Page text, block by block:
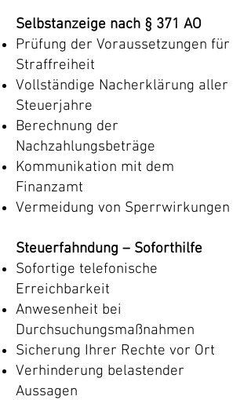
Selbstanzeige nach § 371 AO
Prüfung der Voraussetzungen für
Straffreiheit
Vollständige Nacherklärung aller
Steuerjahre
Berechnung der
Nachzahlungsbeträge
Kommunikation mit dem
Finanzamt
Vermeidung von Sperrwirkungen
Steuerfahndung – Soforthilfe
Sofortige telefonische
Erreichbarkeit
Anwesenheit bei
Durchsuchungsmaßnahmen
Sicherung Ihrer Rechte vor Ort
Verhinderung belastender
Aussagen